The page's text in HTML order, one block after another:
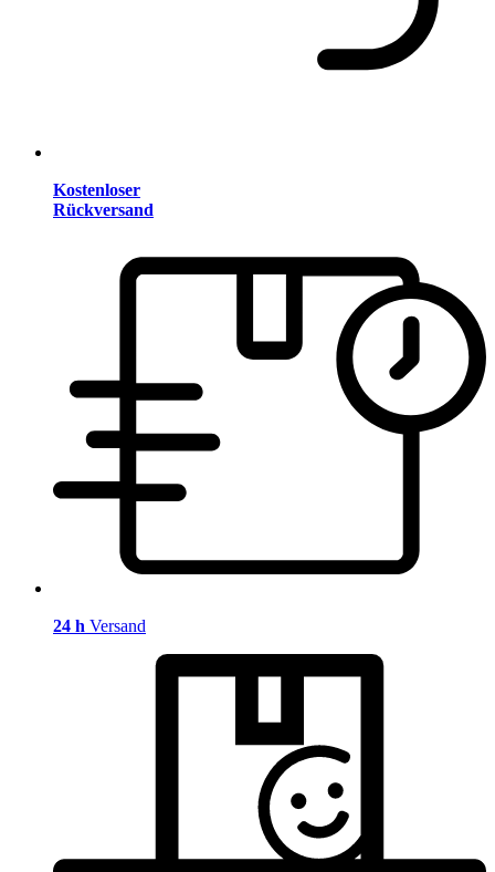
Kostenloser
Rückversand
24 h Versand